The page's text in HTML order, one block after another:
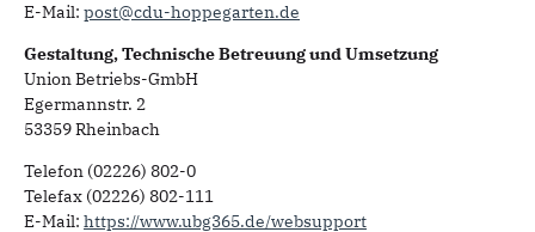
E-Mail: post@cdu-hoppegarten.de
Gestaltung, Technische Betreuung und Umsetzung
Union Betriebs-GmbH
Egermannstr. 2
53359 Rheinbach
Telefon (02226) 802-0
Telefax (02226) 802-111
E-Mail: https://www.ubg365.de/websupport